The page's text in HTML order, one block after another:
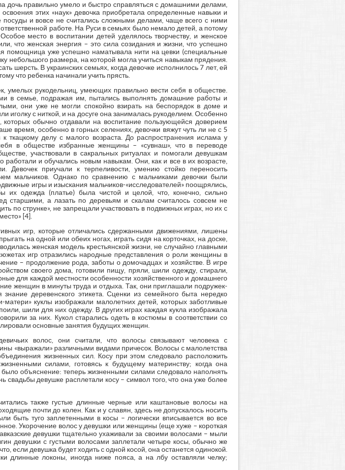
дочь правильно умело и быстро справляться с домашними делами,
этих «наук» девочка приобретала определенные навыки и
и вовсе не считались сложными делами, чаще всего с ними
работе. На Руси в семьях было немало детей, а потому
место в воспитании детей уделялось творчеству, и женское
что женская энергия – это сила созидания и жизни, что успешно
помощница уже успешно наматывала нити на цевки (специальные
небольшого размера, на которой могла учиться навыкам прядения.
шерсть. В украинских семьях, когда девочке исполнилось 7 лет, ей
что ребенка начинали учить прясть.
умелых рукодельниц, умеющих правильно вести себя в обществе.
в семье, подражая им, пытались выполнять домашние работы и
они уже не могли спокойно взирать на беспорядок в доме и
иголку с ниткой, и на досуге она занималась рукоделием. Особенно
обычно отдавали на воспитание пользующейся доверием
время, особенно в горных селениях, девочки вяжут чуть ли не с 5
ткацкому делу с малого возраста. До распространения ислама у
в обществе избранные женщины – «сувнаш», что в переводе
участвовали в сакральных ритуалах и помогали девушкам
работали и обучались новым навыкам. Они, как и все в их возрасте,
Девочек приучали к терпеливости, умению стойко переносить
мальчиков. Однако по сравнению с мальчиками девочки были
игры и изыскания мальчиков-«исследователей» поощрялись,
их одежда (платье) была чистой и целой, что, конечно, сильно
старшими, а лазать по деревьям и скалам считалось совсем не
по струнке», не запрещали участвовать в подвижных играх, но их с
[4].
игр, которые отличались сдержанными движениями, лишены
на одной или обеих ногах, играть сидя на корточках, на доске,
женская модель крестьянской жизни, не случайно главными
игр отразились народные представления о роли женщины в
– продолжение рода, заботы о домочадцах и хозяйстве. В игре
своего дома, готовили пищу, пряли, шили одежду, стирали,
для каждой местности особенности хозяйственного и домашнего
женщин в минуты труда и отдыха. Так, они приглашали подружек-
деревенского этикета. Сценки из семейного быта нередко
куклы изображали малолетних детей, которых заботливые
шили для них одежду. В других играх каждая кукла изображала
за них. Кукол старались одеть в костюмы в соответствии со
основные занятия будущих женщин.
волос, они считали, что волосы связывают человека с
«выражали» различными видами причесок. Волосы с малолетства
жизненных сил. Косу при этом следовало расположить
силами, готовясь к будущему материнству; когда она
объяснение: теперь жизненными силами следовало наполнять
свадьбы девушке расплетали косу – символ того, что она уже более
также густые длинные черные или каштановые волосы на
почти до колен. Как и у славян, здесь не допускалось носить
быть туго заплетенными в косы – логически вписывается во все
Укорочение волос у девушки или женщины (еще хуже – короткая
девушки тщательно ухаживали за своими волосами – мыли
девушки с густыми волосами заплетали четыре косы, обычно же
если девушка будет ходить с одной косой, она останется одинокой.
длинные локоны, иногда ниже пояса, а на лбу оставляли челку;